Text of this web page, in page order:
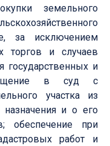
земельного
за исключением
торгов и случаев
государственных и
в суд с
участка из
назначения и о его
обеспечение при
работ и